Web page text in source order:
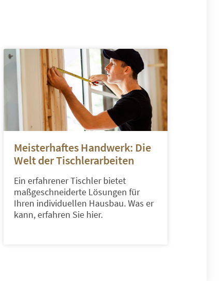
Meisterhaftes Handwerk: Die
Welt der Tischlerarbeiten
Ein erfahrener Tischler bietet
maßgeschneiderte Lösungen für
Ihren individuellen Hausbau. Was er
kann, erfahren Sie hier.